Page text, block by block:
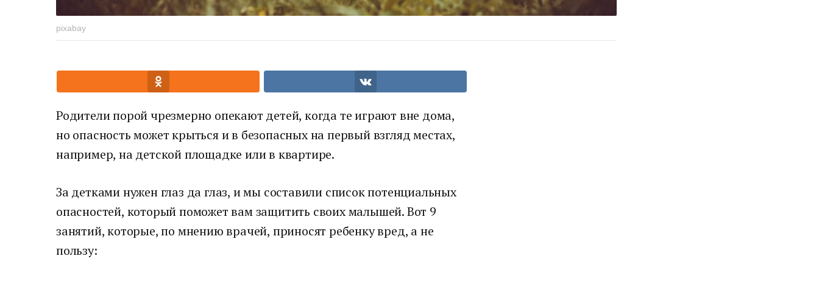
pixabay
Родители порой чрезмерно опекают детей, когда те играют вне дома,
но опасность может крыться и в безопасных на первый взгляд местах,
например, на детской площадке или в квартире.
За детками нужен глаз да глаз, и мы составили список потенциальных
опасностей, который поможет вам защитить своих малышей. Вот 9
занятий, которые, по мнению врачей, приносят ребенку вред, а не
пользу: